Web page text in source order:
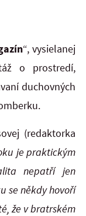
“, vysielanej
o prostredí,
duchovných
(redaktorka
je praktickým
nepatří jen
se někdy hovoří
, že vbratrském